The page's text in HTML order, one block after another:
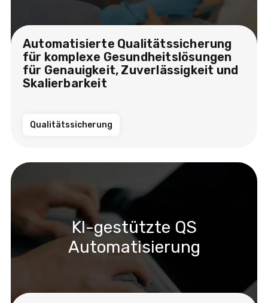
Automatisierte Qualitätssicherung
für komplexe Gesundheitslösungen
für Genauigkeit, Zuverlässigkeit und
Skalierbarkeit
Qualitätssicherung
KI-gestützte QS
Automatisierung